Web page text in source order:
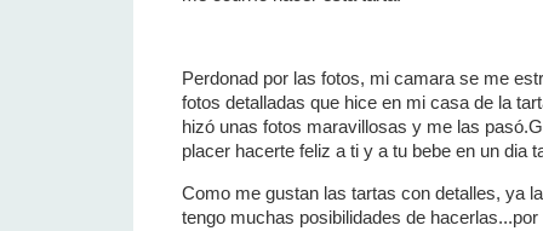
Perdonad por las fotos, mi camara se me
fotos detalladas que hice en mi casa de la
hizó unas fotos maravillosas y me las
placer hacerte feliz a ti y a tu bebe en un dia
Como me gustan las tartas con detalles, ya
tengo muchas posibilidades de